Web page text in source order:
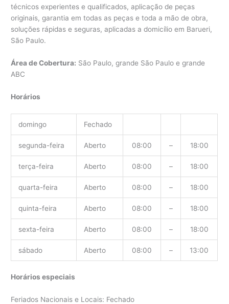
técnicos experientes e qualificados, aplicação de peças
originais, garantia em todas as peças e toda a mão de obra,
soluções rápidas e seguras, aplicadas a domicílio em Barueri,
São Paulo.
Área de Cobertura: São Paulo, grande São Paulo e grande
ABC
Horários
domingo Fechado
segunda-feira Aberto 08:00 – 18:00
terça-feira Aberto 08:00 – 18:00
quarta-feira Aberto 08:00 – 18:00
quinta-feira Aberto 08:00 – 18:00
sexta-feira Aberto 08:00 – 18:00
sábado Aberto 08:00 – 13:00
Horários especiais
Feriados Nacionais e Locais: Fechado